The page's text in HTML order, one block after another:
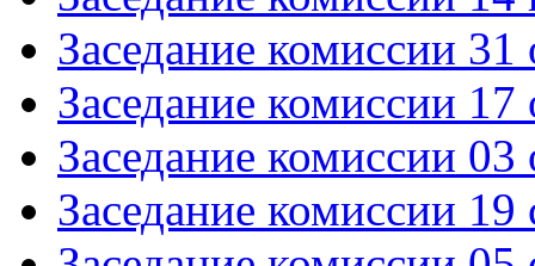
Заседание комиссии 31
Заседание комиссии 17
Заседание комиссии 03
Заседание комиссии 19